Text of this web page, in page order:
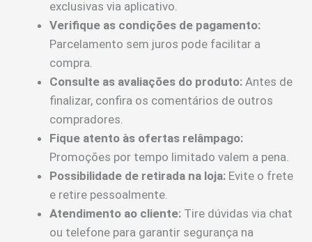
exclusivas via aplicativo.
Verifique as condições de pagamento:
Parcelamento sem juros pode facilitar a
compra.
Consulte as avaliações do produto: Antes de
finalizar, confira os comentários de outros
compradores.
Fique atento às ofertas relâmpago:
Promoções por tempo limitado valem a pena.
Possibilidade de retirada na loja: Evite o frete
e retire pessoalmente.
Atendimento ao cliente: Tire dúvidas via chat
ou telefone para garantir segurança na